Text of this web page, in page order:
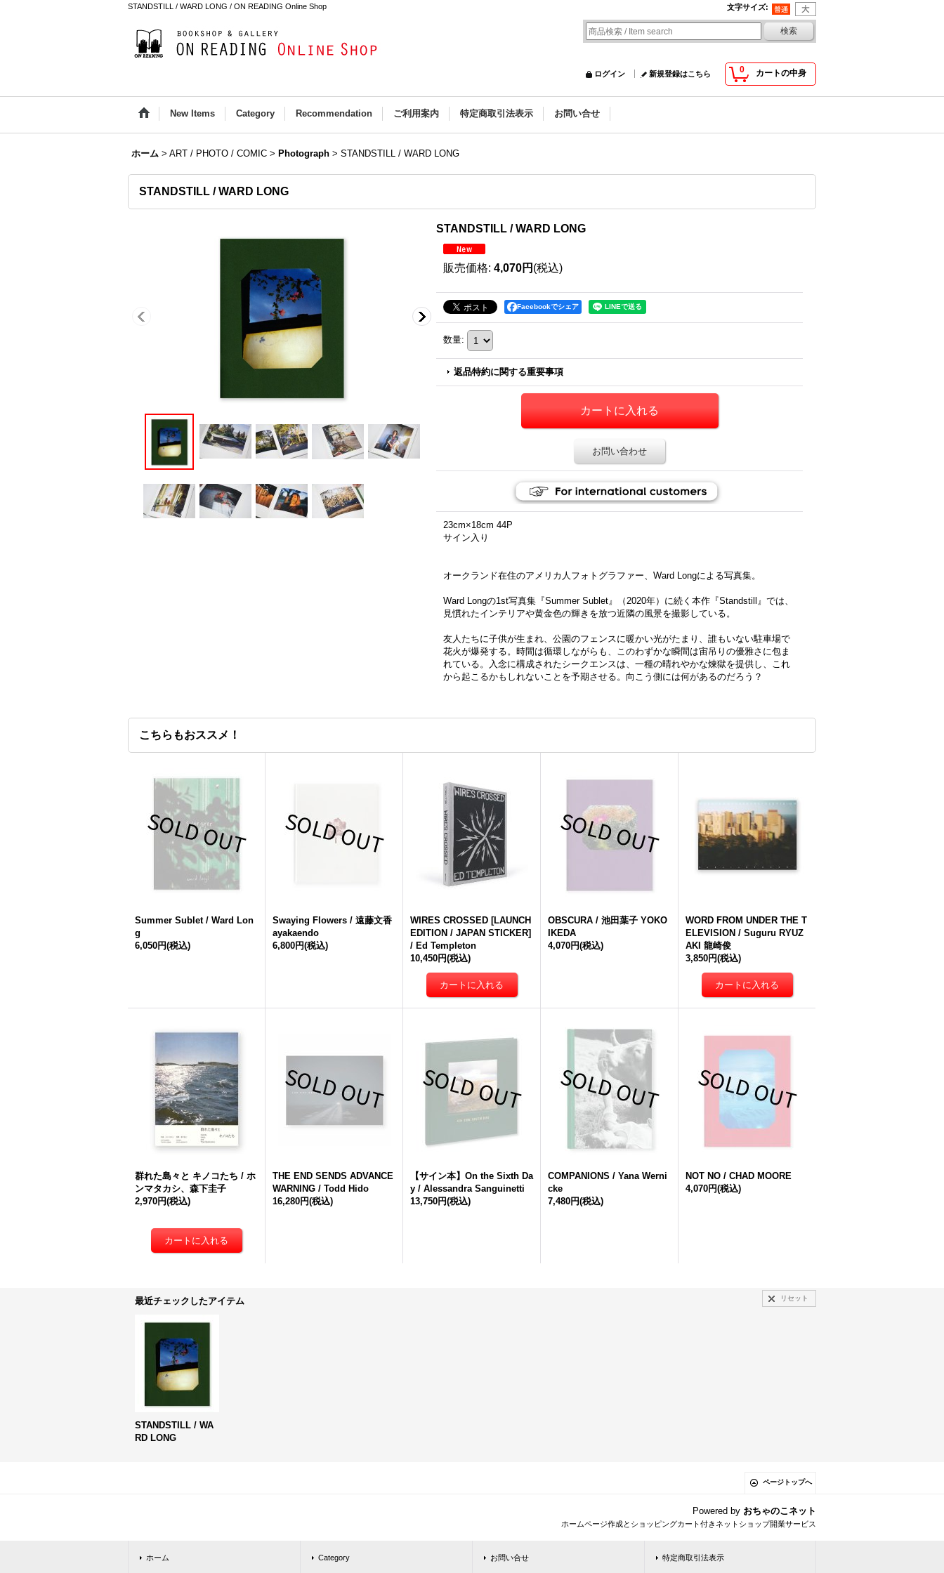
STANDSTILL / WARD LONG / ON READING Online Shop 文字サイズ:
0 カートの中身
ログイン 新規登録はこちら
New Items Category Recommendation ご利用案内 特定商取引法表示 お問い合せ
ホーム > ART / PHOTO / COMIC > Photograph > STANDSTILL / WARD LONG
STANDSTILL / WARD LONG
STANDSTILL / WARD LONG
販売価格: 4,070円 (税込)
Facebookでシェア
数量:
返品特約に関する重要事項
お問い合わせ
23cm×18cm 44P
サイン入り
オークランド在住のアメリカ人フォトグラファー、Ward Longによる写真集。
Ward Longの1st写真集『Summer Sublet』（2020年）に続く本作『Standstill』では、
見慣れたインテリアや黄金色の輝きを放つ近隣の風景を撮影している。
友人たちに子供が生まれ、公園のフェンスに暖かい光がたまり、誰もいない駐車場で
花火が爆発する。時間は循環しながらも、このわずかな瞬間は宙吊りの優雅さに包ま
れている。入念に構成されたシークエンスは、一種の晴れやかな煉獄を提供し、これ
から起こるかもしれないことを予期させる。向こう側には何があるのだろう？
こちらもおススメ！
Summer Sublet / Ward Lon
g
6,050円(税込)
Swaying Flowers / 遠藤文香
ayakaendo
6,800円(税込)
WIRES CROSSED [LAUNCH
EDITION / JAPAN STICKER]
/ Ed Templeton
10,450円(税込)
OBSCURA / 池田葉子 YOKO
IKEDA
4,070円(税込)
WORD FROM UNDER THE T
ELEVISION / Suguru RYUZ
AKI 龍崎俊
3,850円(税込)
群れた島々と キノコたち / ホ
ンマタカシ、森下圭子
2,970円(税込)
THE END SENDS ADVANCE
WARNING / Todd Hido
16,280円(税込)
【サイン本】On the Sixth Da
y / Alessandra Sanguinetti
13,750円(税込)
COMPANIONS / Yana Werni
cke
7,480円(税込)
NOT NO / CHAD MOORE
4,070円(税込)
最近チェックしたアイテム リセット
STANDSTILL / WA
RD LONG
ページトップへ
Powered by おちゃのこネット
ホームページ作成とショッピングカート付きネットショップ開業サービス
ホーム Category お問い合せ 特定商取引法表示